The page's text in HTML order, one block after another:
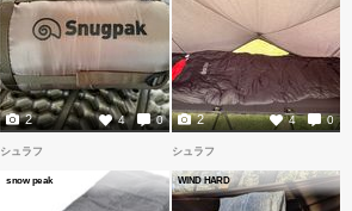
4 0
2 4 0
2
シュラフ
snow peak
シュラフ
WIND HARD